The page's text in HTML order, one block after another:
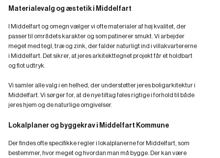
Materialevalg og æstetik i Middelfart
I Middelfart og omegn vælger vi ofte materialer af høj kvalitet, der
passer til områdets karakter og som patinerer smukt. Vi arbejder
meget med tegl, træ og zink, der falder naturligt ind i villakvartererne
i Middelfart. Det sikrer, at jeres arkitekttegnet projekt får et holdbart
og flot udtryk.
Vi samler alle valg i en helhed, der understøtter jeres boligarkitektur i
Middelfart. Vi sørger for, at de nye tiltag føles rigtige i forhold til både
jeres hjem og de naturlige omgivelser.
Lokalplaner og byggekrav i Middelfart Kommune
Der findes ofte specifikke regler i lokalplanerne for Middelfart, som
bestemmer, hvor meget og hvordan man må bygge. Der kan være